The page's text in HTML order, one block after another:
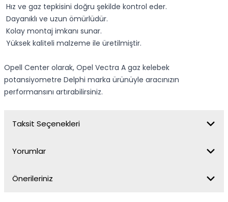
Hız ve gaz tepkisini doğru şekilde kontrol eder.
Dayanıklı ve uzun ömürlüdür.
Kolay montaj imkanı sunar.
Yüksek kaliteli malzeme ile üretilmiştir.
Opell Center olarak, Opel Vectra A gaz kelebek
potansiyometre Delphi marka ürünüyle aracınızın
performansını artırabilirsiniz.
Taksit Seçenekleri
Yorumlar
Önerileriniz